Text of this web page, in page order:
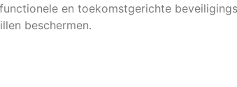
en toekomstgerichte
beschermen.